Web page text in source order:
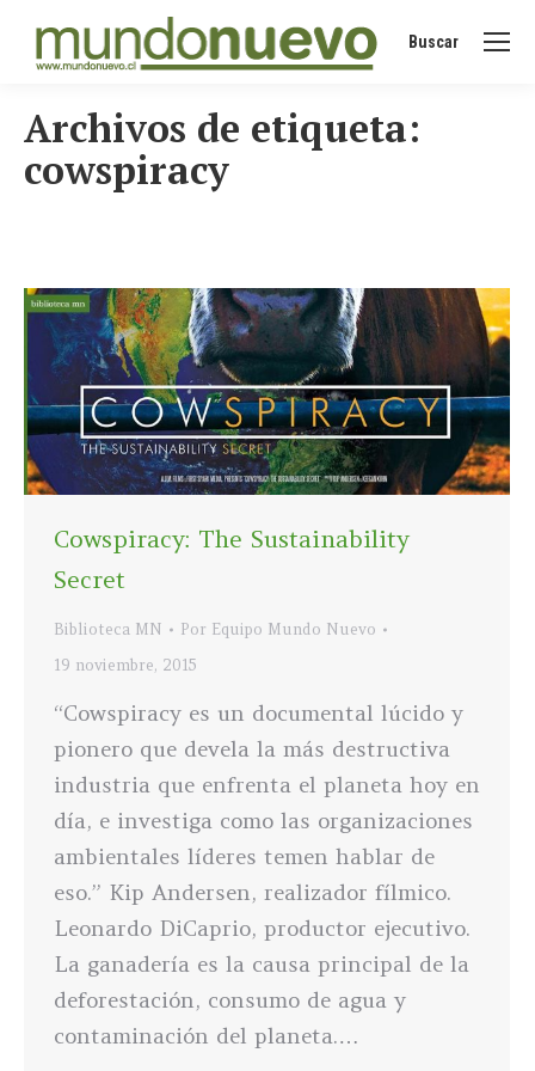
Buscar:
Buscar
Archivos de etiqueta:
cowspiracy
Cowspiracy: The Sustainability
Secret
Biblioteca MN Por Equipo Mundo Nuevo
19 noviembre, 2015
“Cowspiracy es un documental lúcido y
pionero que devela la más destructiva
industria que enfrenta el planeta hoy en
día, e investiga como las organizaciones
ambientales líderes temen hablar de
eso.” Kip Andersen, realizador fílmico.
Leonardo DiCaprio, productor ejecutivo.
La ganadería es la causa principal de la
deforestación, consumo de agua y
contaminación del planeta.…